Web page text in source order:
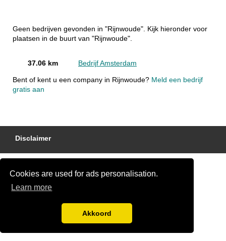
Cookies are used for ads personalisation.
Learn more
Akkoord
Geen bedrijven gevonden in "Rijnwoude". Kijk hieronder voor
plaatsen in de buurt van "Rijnwoude".
37.06 km Bedrijf Amsterdam
Bent of kent u een company in Rijnwoude? Meld een bedrijf
gratis aan
Disclaimer